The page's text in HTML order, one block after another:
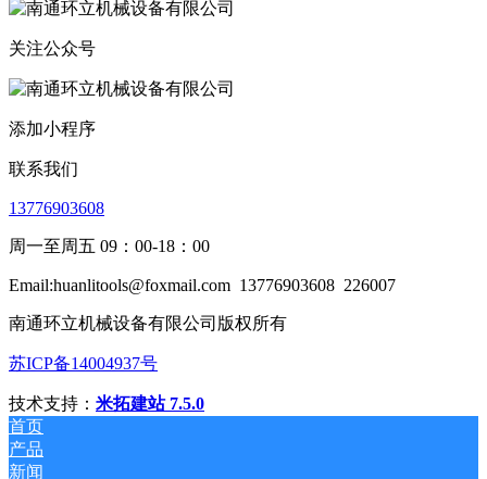
关注公众号
添加小程序
联系我们
13776903608
周一至周五 09：00-18：00
Email:huanlitools@foxmail.com 13776903608 226007
南通环立机械设备有限公司版权所有
苏ICP备14004937号
技术支持： 米拓建站 7.5.0
首页
产品
新闻